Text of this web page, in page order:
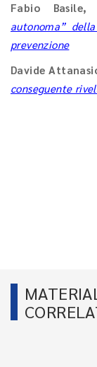
Fabio Basile,
autonoma”
prevenzione
Davide
conseguente